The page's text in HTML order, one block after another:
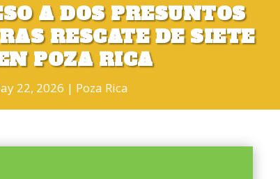
A DOS PRESUNTOS
RESCATE DE SIETE
POZA RICA
22, 2026 Poza Rica